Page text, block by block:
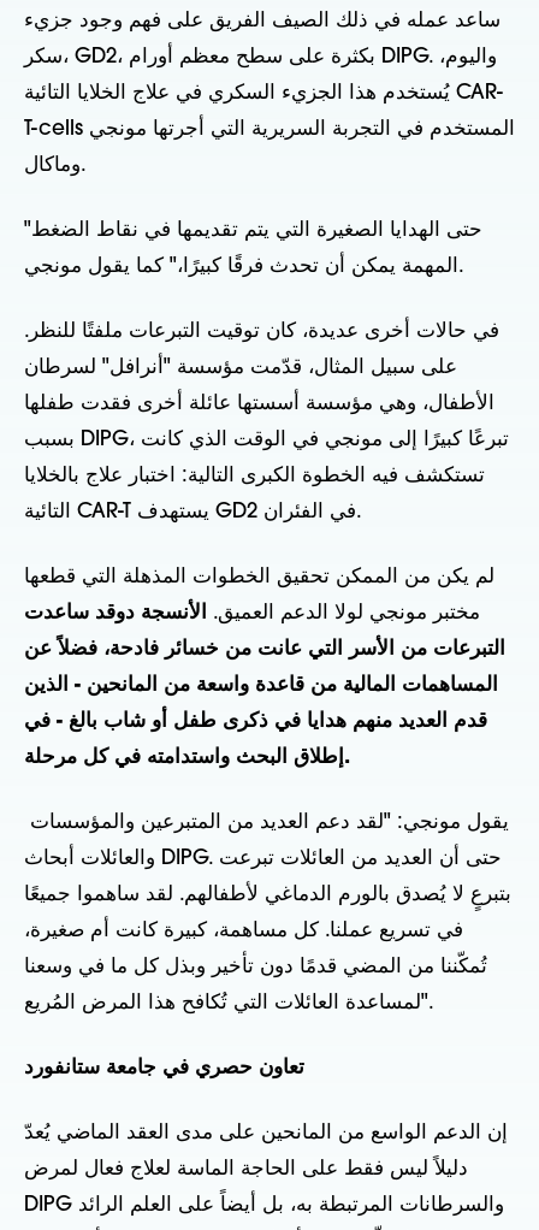
ساعد عمله في ذلك الصيف الفريق على فهم وجود جزيء
سكر، GD2، بكثرة على سطح معظم أورام DIPG. واليوم،
يُستخدم هذا الجزيء السكري في علاج الخلايا التائية CAR-
T-cells المستخدم في التجربة السريرية التي أجرتها مونجي
وماكال.
"حتى الهدايا الصغيرة التي يتم تقديمها في نقاط الضغط
المهمة يمكن أن تحدث فرقًا كبيرًا،" كما يقول مونجي.
في حالات أخرى عديدة، كان توقيت التبرعات ملفتًا للنظر.
على سبيل المثال، قدّمت مؤسسة "أنرافل" لسرطان
الأطفال، وهي مؤسسة أسستها عائلة أخرى فقدت طفلها
بسبب DIPG، تبرعًا كبيرًا إلى مونجي في الوقت الذي كانت
تستكشف فيه الخطوة الكبرى التالية: اختبار علاج بالخلايا
التائية CAR-T يستهدف GD2 في الفئران.
لم يكن من الممكن تحقيق الخطوات المذهلة التي قطعها
مختبر مونجي لولا الدعم العميق.
الأنسجة دوقد ساعدت
التبرعات من الأسر التي عانت من خسائر فادحة، فضلاً عن
المساهمات المالية من قاعدة واسعة من المانحين - الذين
قدم العديد منهم هدايا في ذكرى طفل أو شاب بالغ - في
إطلاق البحث واستدامته في كل مرحلة.
والعائلات أبحاث DIPG. حتى أن العديد من العائلات تبرعت
بتبرعٍ لا يُصدق بالورم الدماغي لأطفالهم. لقد ساهموا جميعًا
في تسريع عملنا. كل مساهمة، كبيرة كانت أم صغيرة،
تُمكّننا من المضي قدمًا دون تأخير وبذل كل ما في وسعنا
لمساعدة العائلات التي تُكافح هذا المرض المُريع".
إن الدعم الواسع من المانحين على مدى العقد الماضي يُعدّ
دليلاً ليس فقط على الحاجة الماسة لعلاج فعال لمرض
DIPG والسرطانات المرتبطة به، بل أيضاً على العلم الرائد